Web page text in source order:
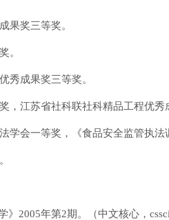
果奖三等奖。
。
秀成果奖三等奖。
，江苏省社科联社科精品工程优秀
学会一等奖，《食品安全监管执法
》2005年第2期。（中文核心，